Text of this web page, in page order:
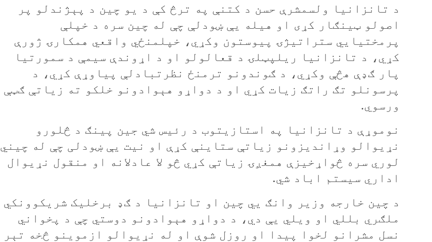
د تانزانيا ولسمشرې حسن د کتنې په ترڅ کې د يو چين د پېژندلو پر
اصولو ټينګار کړی او هيله يې ښودلې چې له چين سره د خپلې
پرمختيايي ستراتيژۍ پيوستون وکړي، خپلمنځي واقعي همکارۍ ژورې
کړي، د تانزانيا ريلپټلۍ د قعالولو او د اړوندې سيمې د سمورتيا
پار ګډې هڅې وکړي، د ګوندونو ترمنځ نظرتبادلې پياوړې کړي، د
پرسونلو تګ راتګ زيات کړي او د دواړو هېوادونو خلکو ته زياتې ګټې
ورسوي.
نوموړې د تانزانيا په استازيتوب د رئيس شي جين پينګ د څلورو
نړيوالو وړانديزونو زياتې ستاينې کړې او نيت يې ښودلی چې له چيني
لوري سره څواړخيزې همغږۍ زياتې کړي څو لا عادلانه او منقول نړيوال
اداري سيستم اباد شي.
د چين خارجه وزير وانګ يي چين او تانزانيا د ګډ برخليک شريکوونکي
ملګري بللي او ويلي يې دي، د دواړو هېوادونو دوستي چې د پخواني
نسل مشرانو لخوا پيدا او روزل شوې او له نړيوالو ازموينو څخه تېر